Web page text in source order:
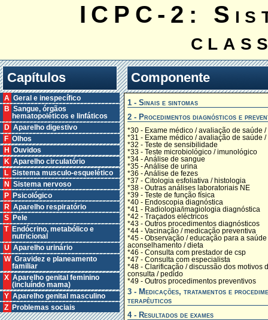
ICPC-2:
Capítulos
A Geral e inespecífico
B Sangue, órgãos
hematopoiéticos e linfáticos
D Aparelho digestivo
F Olhos
H Ouvidos
K Aparelho circulatório
L Sistema musculo-esquelético
N Sistema nervoso
P Psicológico
R Aparelho respiratório
S Pele
T Endócrino, metabólico e
nutricional
U Aparelho urinário
W Gravidez e planeamento
familiar
X Aparelho genital feminino
(incluíndo mama)
Y Aparelho genital masculino
Z Problemas sociais
Componente
1 - Sinais e sintomas
2 - Procedimentos diagnósticos e
*30 - Exame médico / avaliação de saúde /
*31 - Exame médico / avaliação de saúde /
*32 - Teste de sensibilidade
*33 - Teste microbiológico / imunológico
*34 - Análise de sangue
*35 - Análise de urina
*36 - Análise de fezes
*37 - Citologia esfoliativa / histologia
*38 - Outras análises laboratoriais NE
*39 - Teste de função física
*40 - Endoscopia diagnóstica
*41 - Radiologia/imagiologia diagnóstica
*42 - Traçados eléctricos
*43 - Outros procedimentos diagnósticos
*44 - Vacinação / medicação preventiva
*45 - Observação / educação para a saúde
aconselhamento / dieta
*46 - Consulta com prestador de csp
*47 - Consulta com especialista
*48 - Clarificação / discussão dos motivos
consulta / pedido
*49 - Outros procedimentos preventivos
3 - Medicações, tratamentos e
terapêuticos
4 - Resultados de exames